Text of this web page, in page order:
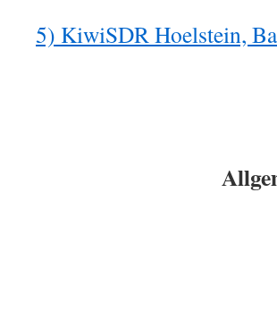
5) KiwiSDR Hoelstein,